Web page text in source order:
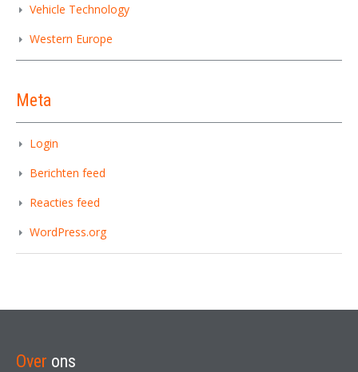
Vehicle Technology
Western Europe
Meta
Login
Berichten feed
Reacties feed
WordPress.org
Over ons